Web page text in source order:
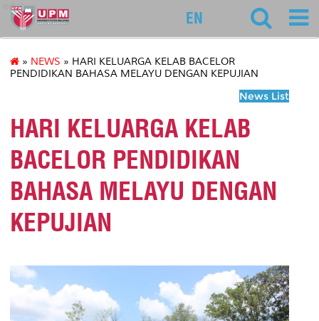
educ
EN
» NEWS » HARI KELUARGA KELAB BACELOR
PENDIDIKAN BAHASA MELAYU DENGAN KEPUJIAN
News List
HARI KELUARGA KELAB
BACELOR PENDIDIKAN
BAHASA MELAYU DENGAN
KEPUJIAN